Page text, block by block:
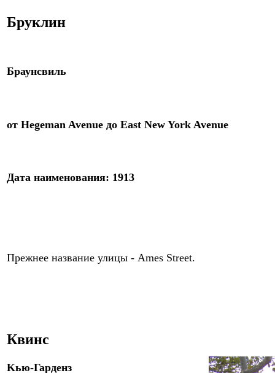
Бруклин
Браунсвиль
от Hegeman Avenue до East New York Avenue
Дата наименования: 1913
Прежнее название улицы - Ames Street.
Квинс
Kью-Гарденз